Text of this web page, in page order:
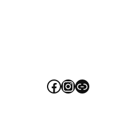
Facebook
Instagram
Link